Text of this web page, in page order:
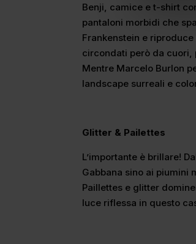
Benji, camice e t-shirt
pantaloni morbidi che
Frankenstein e
circondati però da cuori,
Mentre Marcelo Burlon
landscape surreali e
Glitter & Pailettes
L’importante è brillare!
Gabbana sino ai piumini
Paillettes e glitter
luce riflessa in questo